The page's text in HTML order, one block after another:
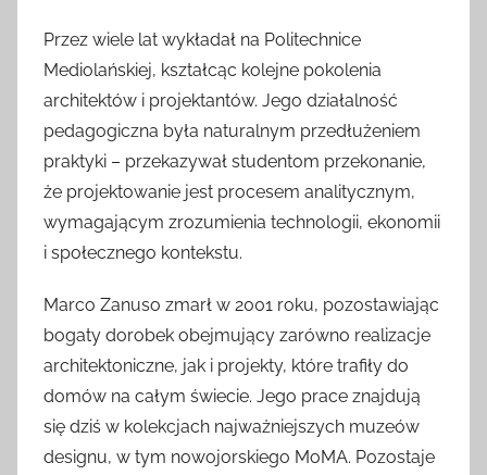
Przez wiele lat wykładał na Politechnice
Mediolańskiej, kształcąc kolejne pokolenia
architektów i projektantów. Jego działalność
pedagogiczna była naturalnym przedłużeniem
praktyki – przekazywał studentom przekonanie,
że projektowanie jest procesem analitycznym,
wymagającym zrozumienia technologii, ekonomii
i społecznego kontekstu.
Marco Zanuso zmarł w 2001 roku, pozostawiając
bogaty dorobek obejmujący zarówno realizacje
architektoniczne, jak i projekty, które trafiły do
domów na całym świecie. Jego prace znajdują
się dziś w kolekcjach najważniejszych muzeów
designu, w tym nowojorskiego MoMA. Pozostaje